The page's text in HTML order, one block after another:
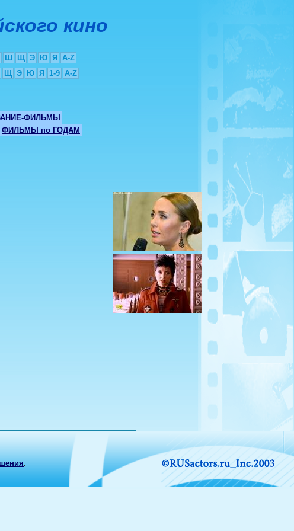
кино
Ш Щ Э Ю Я
A-Z
Щ Э Ю Я 1-9 A-Z
ФИЛЬМЫ
ФИЛЬМЫ по ГОДАМ